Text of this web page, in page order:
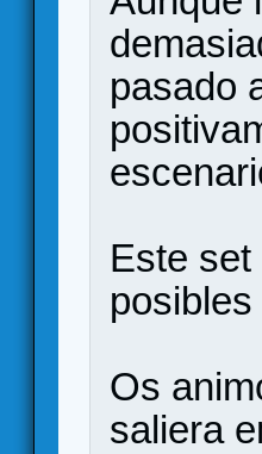
pasado
Este
Os
saliera